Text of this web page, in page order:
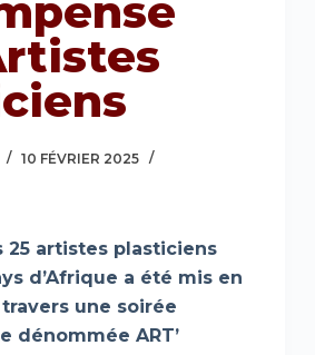
10 FÉVRIER 2025
25 artistes plasticiens
d’Afrique a été mis en
travers une soirée
dénommée ART’